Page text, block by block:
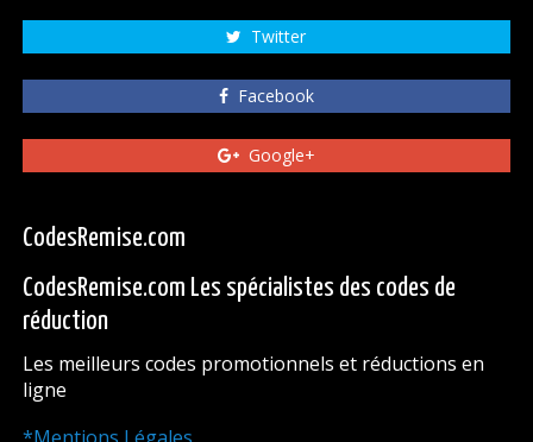
Twitter
Facebook
Google+
CodesRemise.com
CodesRemise.com Les spécialistes des codes de
réduction
Les meilleurs codes promotionnels et réductions en
ligne